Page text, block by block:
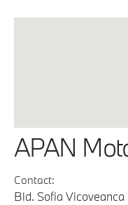
APAN
Contact:
Bld. Sofia Vicoveanca